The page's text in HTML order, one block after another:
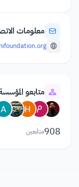
معلومات
متابعو
908متابعين